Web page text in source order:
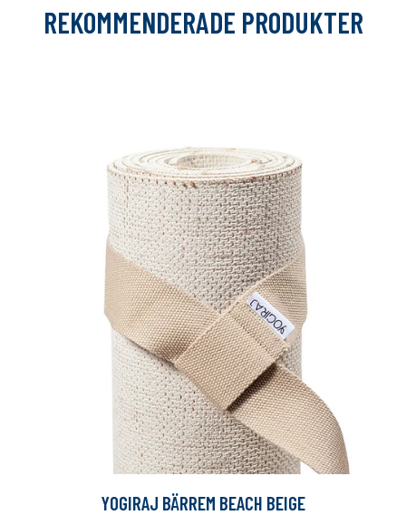
REKOMMENDERADE PRODUKTER
YOGIRAJ BÄRREM BEACH BEIGE